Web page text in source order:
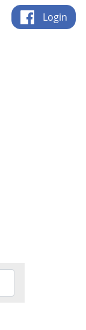
Login